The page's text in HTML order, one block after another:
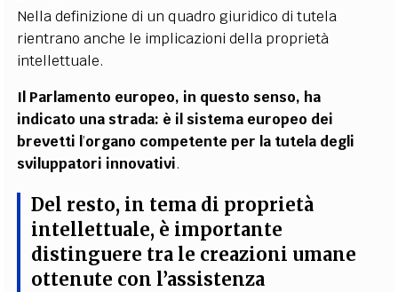
Nella definizione di un quadro giuridico di tutela
rientrano anche le implicazioni della proprietà
intellettuale.
Il Parlamento europeo, in questo senso, ha
indicato una strada: è il sistema europeo dei
brevetti l’organo competente per la tutela degli
sviluppatori innovativi.
Del resto, in tema di proprietà
intellettuale, è importante
distinguere tra le creazioni umane
ottenute con l’assistenza